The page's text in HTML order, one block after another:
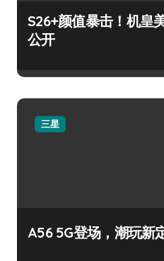
S26+颜值暴击！机皇
公开
三星
A56 5G登场，潮玩新